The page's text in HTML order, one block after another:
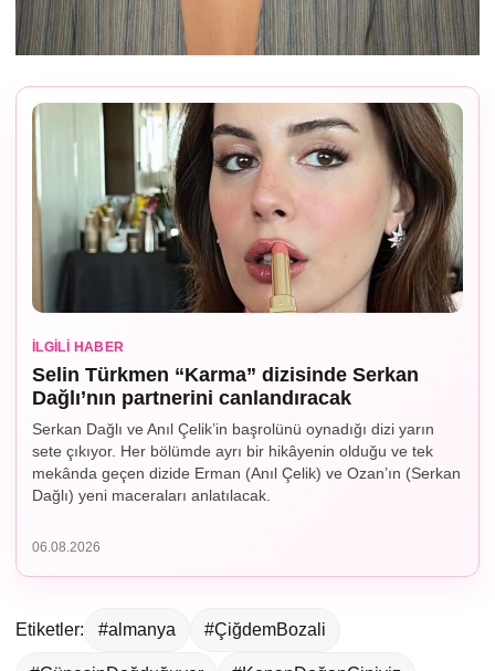
İLGILI HABER
Selin Türkmen “Karma” dizisinde Serkan
Dağlı’nın partnerini canlandıracak
Serkan Dağlı ve Anıl Çelik’in başrolünü oynadığı dizi yarın
sete çıkıyor. Her bölümde ayrı bir hikâyenin olduğu ve tek
mekânda geçen dizide Erman (Anıl Çelik) ve Ozan’ın (Serkan
Dağlı) yeni maceraları anlatılacak.
06.08.2026
Etiketler: #almanya #ÇiğdemBozali